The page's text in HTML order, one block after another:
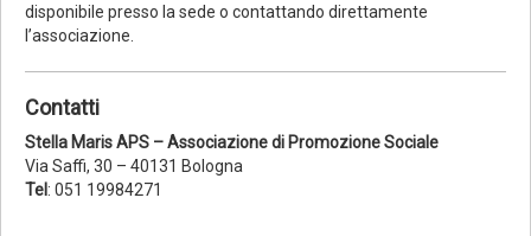
disponibile presso la sede o contattando direttamente
l’associazione.
Contatti
Stella Maris APS – Associazione di Promozione Sociale
Via Saffi, 30 – 40131 Bologna
Tel : 051 19984271